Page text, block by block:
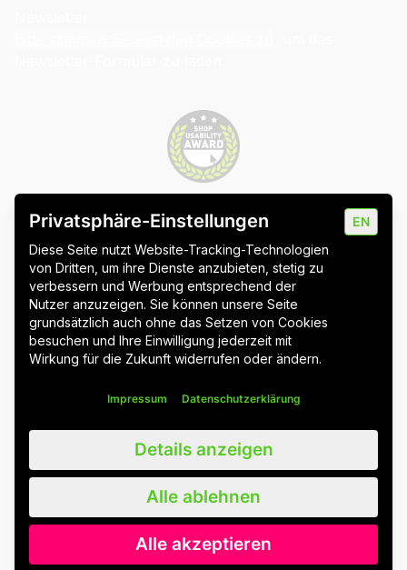
Impressum Datenschutz Cookie-Einstellungen
Wuppertal Stuttgart & Umgebung
Wir schätzen alle unsere Kunden, Nutzer und Leser, egal ob weiblich,
männlich, divers oder nicht-binär. Der Lesbarkeit halber verzichten wir
Maskulinum. Wir sprechen damit ausdrücklich alle an. Bitte beachten
Sie außerdem, dass wir Zitate zum besseren, sprachlichen Verständnis
Privatsphäre-Einstellungen
Diese Seite nutzt Website-Tracking-Technologien
von Dritten, um ihre Dienste anzubieten, stetig zu
verbessern und Werbung entsprechend der
Nutzer anzuzeigen. Sie können unsere Seite
grundsätzlich auch ohne das Setzen von Cookies
besuchen und Ihre Einwilligung jederzeit mit
Wirkung für die Zukunft widerrufen oder ändern.
EN
Impressum Datenschutzerklärung
Details anzeigen
Alle ablehnen
Alle akzeptieren